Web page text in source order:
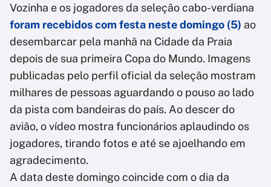
Vozinha e os jogadores da seleção cabo-verdiana
foram recebidos com festa neste domingo (5) ao
desembarcar pela manhã na Cidade da Praia
depois de sua primeira Copa do Mundo. Imagens
publicadas pelo perfil oficial da seleção mostram
milhares de pessoas aguardando o pouso ao lado
da pista com bandeiras do país. Ao descer do
avião, o vídeo mostra funcionários aplaudindo os
jogadores, tirando fotos e até se ajoelhando em
agradecimento.
A data deste domingo coincide com o dia da